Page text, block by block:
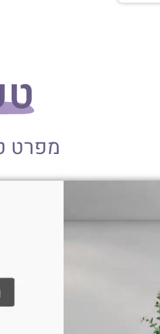
מפרט